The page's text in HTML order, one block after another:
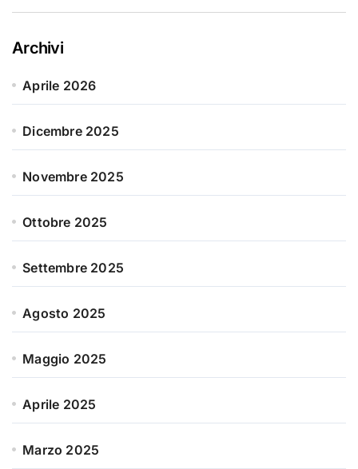
Archivi
Aprile 2026
Dicembre 2025
Novembre 2025
Ottobre 2025
Settembre 2025
Agosto 2025
Maggio 2025
Aprile 2025
Marzo 2025